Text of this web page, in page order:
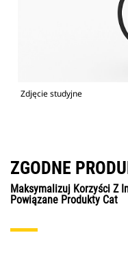
Zdjęcie studyjne
ZGODNE
Maksymalizuj Korzyści Z
Powiązane Produkty Cat